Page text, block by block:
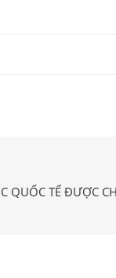
QUỐC TẾ ĐƯỢC